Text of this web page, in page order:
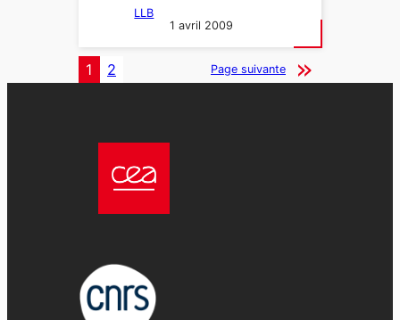
LLB
1 avril 2009
1 2 Page suivante